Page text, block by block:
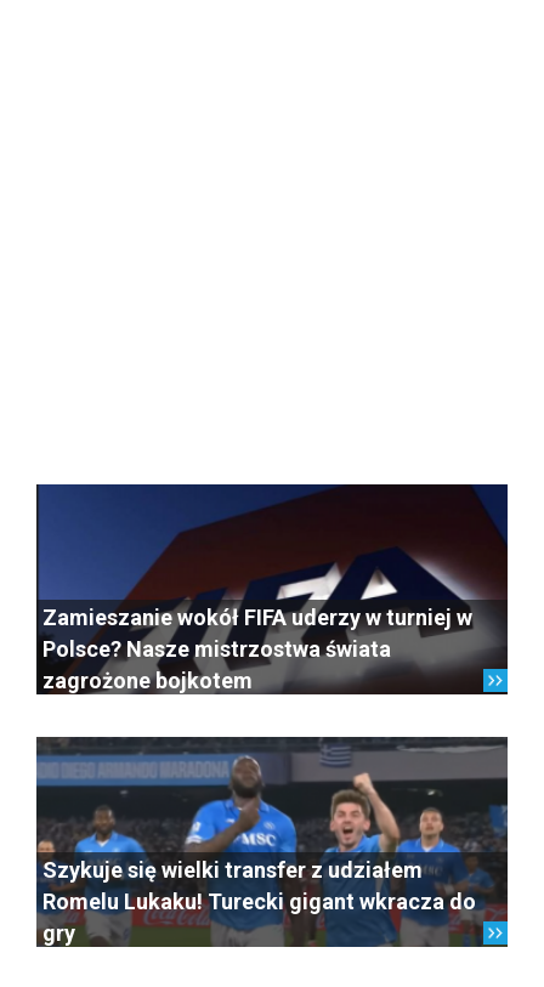
Zamieszanie wokół FIFA uderzy w turniej w
Polsce? Nasze mistrzostwa świata
zagrożone bojkotem
Szykuje się wielki transfer z udziałem
Romelu Lukaku! Turecki gigant wkracza do
gry